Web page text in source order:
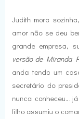
Judith mora
amor não se deu
grande empresa,
versão de Miranda
anda tendo um
secretário do
nunca conheceu...
filho assumiu o